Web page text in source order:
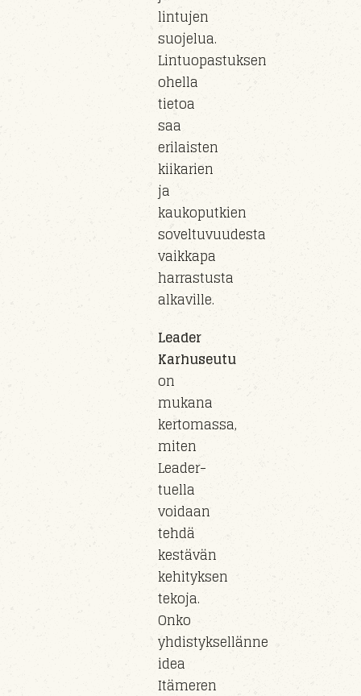
lintujen
suojelua.
Lintuopastuksen
ohella
tietoa
saa
erilaisten
kiikarien
ja
kaukoputkien
soveltuvuudesta
vaikkapa
harrastusta
alkaville.
Leader
Karhuseutu
on
mukana
kertomassa,
miten
Leader-
tuella
voidaan
tehdä
kestävän
kehityksen
tekoja.
Onko
yhdistyksellänne
idea
Itämeren